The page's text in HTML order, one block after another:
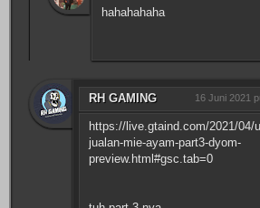
hahahahaha
RH GAMING 16 Juni 2021
https://live.gtaind.com/2021/04/
jualan-mie-ayam-part3-dyom-
preview.html#gsc.tab=0